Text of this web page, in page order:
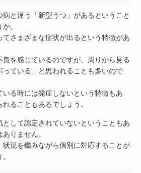
と違う「新型うつ」があるということ
。
てさまざまな症状が出るという特徴があ
を感じているのですが、周りから見る
っている」と思われることも多いので
いる時には発症しないという特徴もあ
ることもあるでしょう。
として認定されていないということもあ
りません。
況を鑑みながら個別に対応することが